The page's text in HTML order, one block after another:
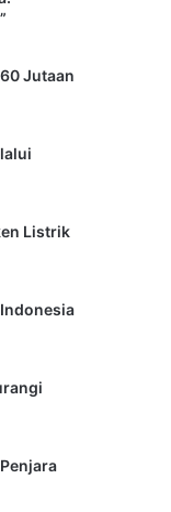
Jutaan
Listrik